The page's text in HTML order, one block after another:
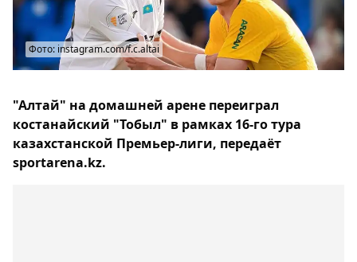
Фото: instagram.com/f.c.altai
"Алтай" на домашней арене переиграл
костанайский "Тобыл" в рамках 16-го тура
казахстанской Премьер-лиги, передаёт
sportarena.kz.